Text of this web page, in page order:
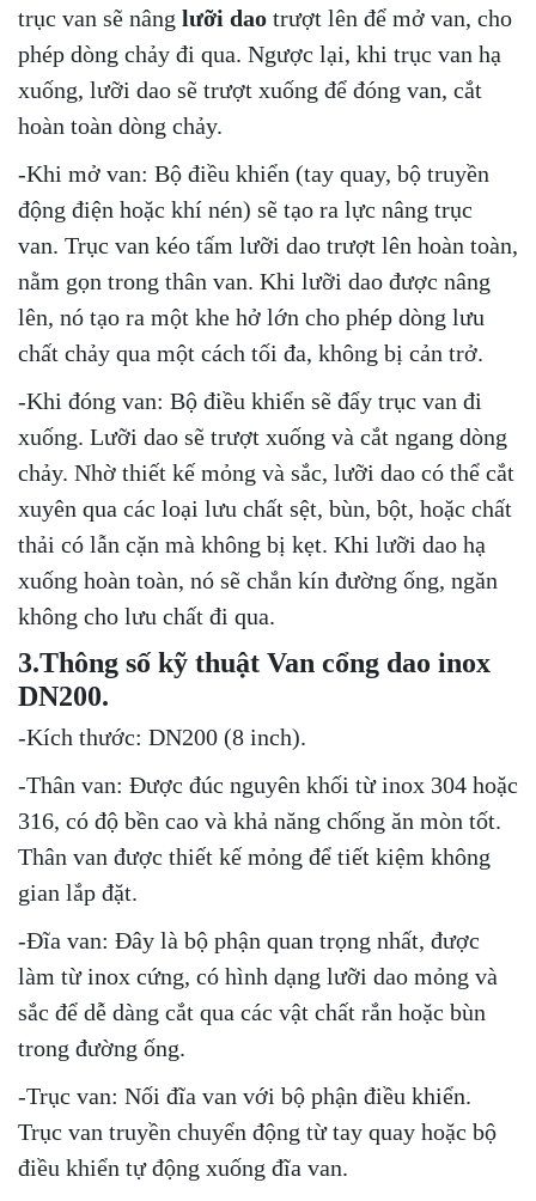
trục van sẽ nâng lưỡi dao trượt lên để mở van, cho
phép dòng chảy đi qua. Ngược lại, khi trục van hạ
xuống, lưỡi dao sẽ trượt xuống để đóng van, cắt
hoàn toàn dòng chảy.
-Khi mở van: Bộ điều khiển (tay quay, bộ truyền
động điện hoặc khí nén) sẽ tạo ra lực nâng trục
van. Trục van kéo tấm lưỡi dao trượt lên hoàn toàn,
nằm gọn trong thân van. Khi lưỡi dao được nâng
lên, nó tạo ra một khe hở lớn cho phép dòng lưu
chất chảy qua một cách tối đa, không bị cản trở.
-Khi đóng van: Bộ điều khiển sẽ đẩy trục van đi
xuống. Lưỡi dao sẽ trượt xuống và cắt ngang dòng
chảy. Nhờ thiết kế mỏng và sắc, lưỡi dao có thể cắt
xuyên qua các loại lưu chất sệt, bùn, bột, hoặc chất
thải có lẫn cặn mà không bị kẹt. Khi lưỡi dao hạ
xuống hoàn toàn, nó sẽ chắn kín đường ống, ngăn
không cho lưu chất đi qua.
3.Thông số kỹ thuật Van cổng dao inox
DN200.
-Kích thước: DN200 (8 inch).
-Thân van: Được đúc nguyên khối từ inox 304 hoặc
316, có độ bền cao và khả năng chống ăn mòn tốt.
Thân van được thiết kế mỏng để tiết kiệm không
gian lắp đặt.
-Đĩa van: Đây là bộ phận quan trọng nhất, được
làm từ inox cứng, có hình dạng lưỡi dao mỏng và
sắc để dễ dàng cắt qua các vật chất rắn hoặc bùn
trong đường ống.
-Trục van: Nối đĩa van với bộ phận điều khiển.
Trục van truyền chuyển động từ tay quay hoặc bộ
điều khiển tự động xuống đĩa van.